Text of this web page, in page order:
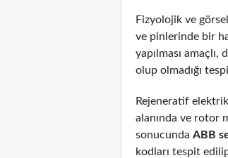
Fizyolojik ve
ve pinlerinde bir
yapılması
olup olmadığı
Rejeneratif
alanında ve rotor
sonucunda ABB
kodları tespit